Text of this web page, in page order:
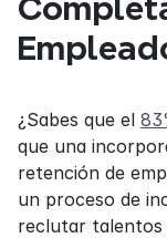
¿Sabes que el
que una
retención de
un proceso de
reclutar talentos